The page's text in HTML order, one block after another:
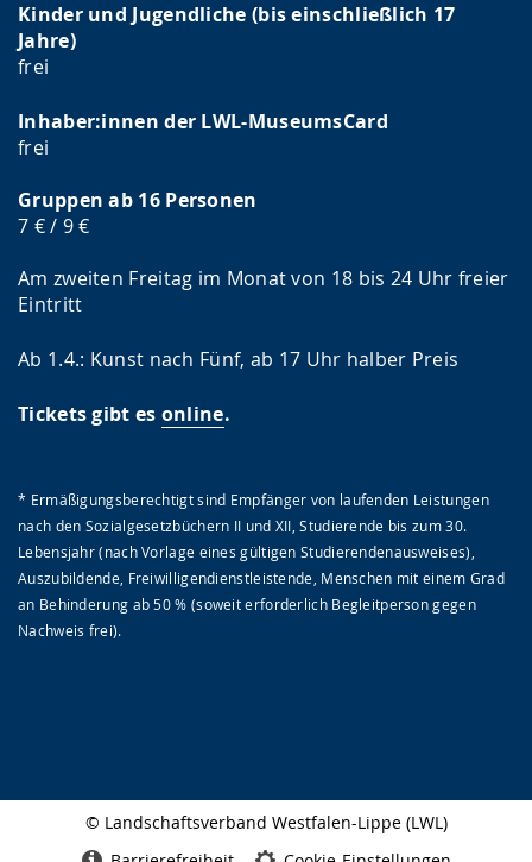
Kinder und Jugendliche (bis einschließlich 17
Jahre)
frei
Inhaber:innen der LWL-MuseumsCard
frei
Gruppen ab 16 Personen
7 € / 9 €
Am zweiten Freitag im Monat von 18 bis 24 Uhr freier
Eintritt
Ab 1.4.: Kunst nach Fünf, ab 17 Uhr halber Preis
Tickets gibt es online.
* Ermäßigungsberechtigt sind Empfänger von laufenden Leistungen
nach den Sozialgesetzbüchern II und XII, Studierende bis zum 30.
Lebensjahr (nach Vorlage eines gültigen Studierendenausweises),
Auszubildende, Freiwilligendienstleistende, Menschen mit einem Grad
an Behinderung ab 50 % (soweit erforderlich Begleitperson gegen
Nachweis frei).
© Landschaftsverband Westfalen-Lippe (LWL)